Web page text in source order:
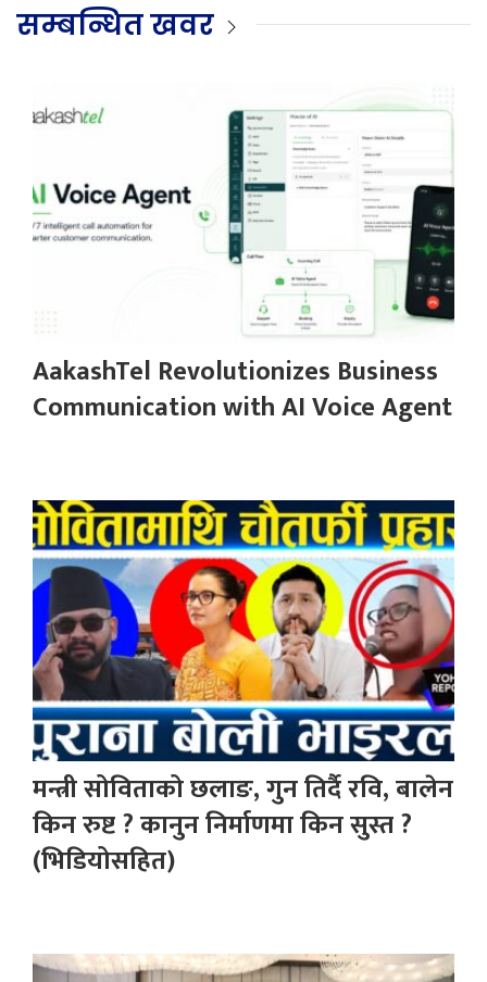
सम्बन्धित खवर
AakashTel Revolutionizes Business
Communication with AI Voice Agent
मन्त्री सोविताको छलाङ, गुन तिर्दै रवि, बालेन
किन रुष्ट ? कानुन निर्माणमा किन सुस्त ?
(भिडियोसहित)